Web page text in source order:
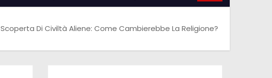
Scoperta Di Civiltà Aliene: Come Cambierebbe La Religione?